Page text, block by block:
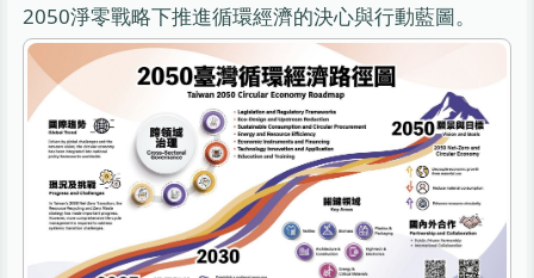
2050淨零戰略下推進循環經濟的決心與行動藍圖。